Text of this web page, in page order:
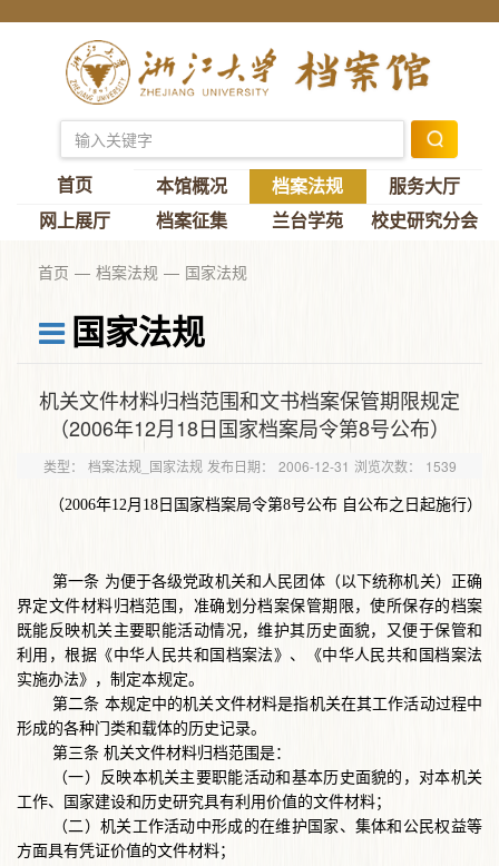
首页 本馆概况 档案法规
服务大厅
网上展厅
档案征集 兰台学苑 校史研究分会
首页 档案法规 国家法规
国家法规
机关文件材料归档范围和文书档案保管期限规定
（2006年12月18日国家档案局令第8号公布）
类型： 档案法规_国家法规 发布日期： 2006-12-31 浏览次数： 1539
（2006年12月18日国家档案局令第8号公布 自公布之日起施行）
第一条 为便于各级党政机关和人民团体（以下统称机关）正确
界定文件材料归档范围，准确划分档案保管期限，使所保存的档案
既能反映机关主要职能活动情况，维护其历史面貌，又便于保管和
利用，根据《中华人民共和国档案法》、《中华人民共和国档案法
实施办法》，制定本规定。
第二条 本规定中的机关文件材料是指机关在其工作活动过程中
形成的各种门类和载体的历史记录。
第三条 机关文件材料归档范围是：
（一）反映本机关主要职能活动和基本历史面貌的，对本机关
工作、国家建设和历史研究具有利用价值的文件材料；
（二）机关工作活动中形成的在维护国家、集体和公民权益等
方面具有凭证价值的文件材料；